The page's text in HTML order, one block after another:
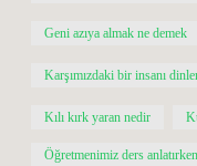
Geni azıya almak ne demek
Karşımızdaki bir insanı
Kılı kırk yaran nedir
Öğretmenimiz ders